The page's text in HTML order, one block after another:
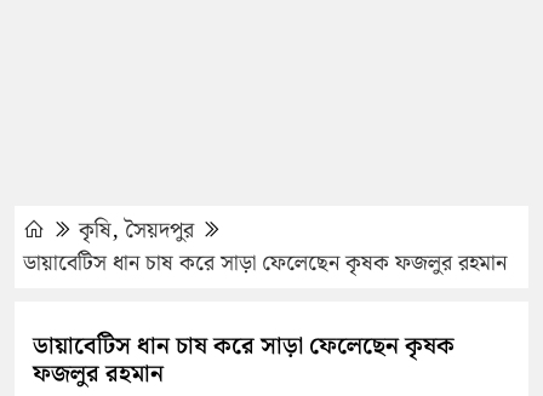
কৃষি,সৈয়দপুর
ডায়াবেটিস ধান চাষ করে সাড়া ফেলেছেন কৃষক ফজলুর রহমান
ডায়াবেটিস ধান চাষ করে সাড়া ফেলেছেন কৃষক
ফজলুর রহমান